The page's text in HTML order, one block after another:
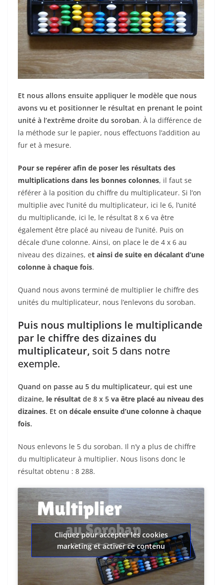
Et nous allons ensuite appliquer le modèle que nous
avons vu et positionner le résultat en prenant le point
unité à l’extrême droite du soroban. À la différence de
la méthode sur le papier, nous effectuons l’addition au
fur et à mesure.
Pour se repérer afin de poser les résultats des
multiplications dans les bonnes colonnes, il faut se
référer à la position du chiffre du multiplicateur. Si l’on
multiplie avec l’unité du multiplicateur, ici le 6, l’unité
du multiplicande, ici le, le résultat 8 x 6 va être
également être placé au niveau de l’unité. Puis on
décale d’une colonne. Ainsi, on place le de 4 x 6 au
niveau des dizaines, et ainsi de suite en décalant d’une
colonne à chaque fois.
Quand nous avons terminé de multiplier le chiffre des
unités du multiplicateur, nous l’enlevons du soroban.
Puis nous multiplions le multiplicande
par le chiffre des dizaines du
multiplicateur, soit 5 dans notre
exemple.
Quand on passe au 5 du multiplicateur, qui est une
dizaine, le résultat de 8 x 5 va être placé au niveau des
dizaines. Et on décale ensuite d’une colonne à chaque
fois.
Nous enlevons le 5 du soroban. Il n’y a plus de chiffre
du multiplicateur à multiplier. Nous lisons donc le
résultat obtenu : 8 288.
Cliquez pour accepter les cookies
marketing et activer ce contenu